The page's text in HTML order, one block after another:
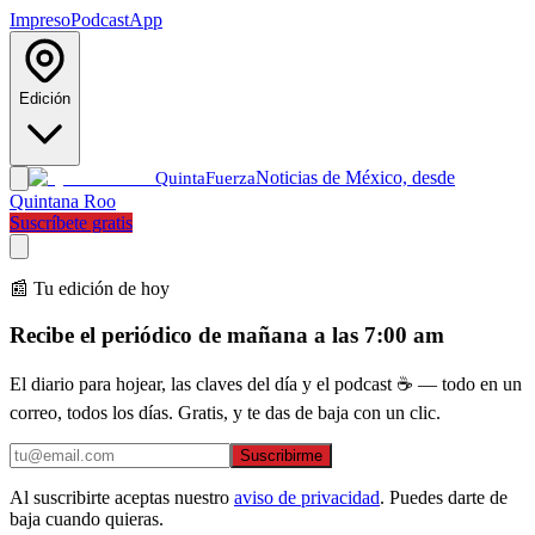
ImpresoPodcastApp
Edición
QuintaFuerzaNoticias de México, desde
Quintana Roo
Suscríbete gratis
📰 Tu edición de hoy
Recibe el periódico de mañana a las 7:00 am
El diario para hojear, las claves del día y el podcast ☕ — todo en un
correo, todos los días. Gratis, y te das de baja con un clic.
Suscribirme
Al suscribirte aceptas nuestro aviso de privacidad. Puedes darte de
baja cuando quieras.